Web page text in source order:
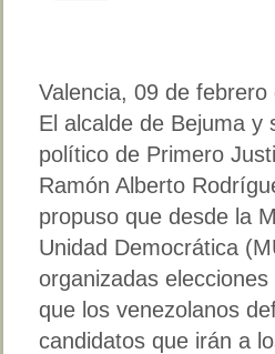
Valencia, 09 de febrero
El alcalde de Bejuma y
político de Primero
Ramón Alberto
propuso que desde la
Unidad Democrática
organizadas
que los venezolanos
candidatos que irán a